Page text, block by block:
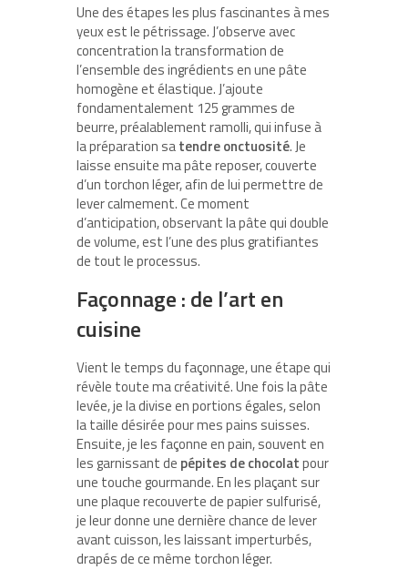
Une des étapes les plus fascinantes à mes
yeux est le pétrissage. J’observe avec
concentration la transformation de
l’ensemble des ingrédients en une pâte
homogène et élastique. J’ajoute
fondamentalement 125 grammes de
beurre, préalablement ramolli, qui infuse à
la préparation satendre onctuosité. Je
laisse ensuite ma pâte reposer, couverte
d’un torchon léger, afin de lui permettre de
lever calmement. Ce moment
d’anticipation, observant la pâte qui double
de volume, est l’une des plus gratifiantes
de tout le processus.
Façonnage : de l’art en
cuisine
Vient le temps du façonnage, une étape qui
révèle toute ma créativité. Une fois la pâte
levée, je la divise en portions égales, selon
la taille désirée pour mes pains suisses.
Ensuite, je les façonne en pain, souvent en
les garnissant de pépites de chocolatpour
une touche gourmande. En les plaçant sur
une plaque recouverte de papier sulfurisé,
je leur donne une dernière chance de lever
avant cuisson, les laissant imperturbés,
drapés de ce même torchon léger.